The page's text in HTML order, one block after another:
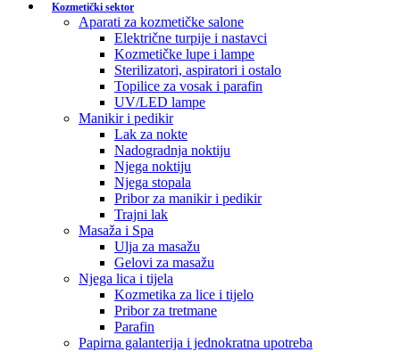
Kozmetički sektor
Aparati za kozmetičke salone
Električne turpije i nastavci
Kozmetičke lupe i lampe
Sterilizatori, aspiratori i ostalo
Topilice za vosak i parafin
UV/LED lampe
Manikir i pedikir
Lak za nokte
Nadogradnja noktiju
Njega noktiju
Njega stopala
Pribor za manikir i pedikir
Trajni lak
Masaža i Spa
Ulja za masažu
Gelovi za masažu
Njega lica i tijela
Kozmetika za lice i tijelo
Pribor za tretmane
Parafin
Papirna galanterija i jednokratna upotreba